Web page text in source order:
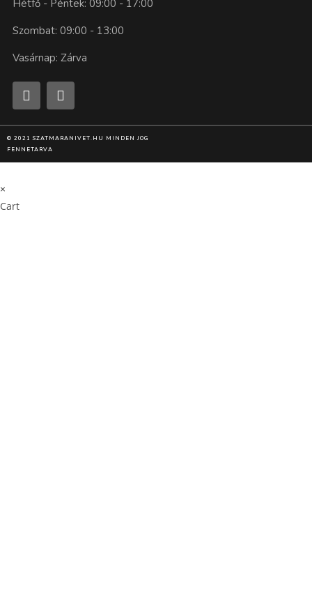
Hétfő - Péntek: 09:00 - 17:00
Szombat: 09:00 - 13:00
Vasárnap: Zárva
© 2021 SZATMARANIVET.HU MINDEN JOG
FENNETARVA
×
Cart